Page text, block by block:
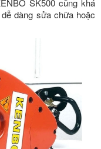
SK500 cũng khá
dàng sửa chữa hoặc